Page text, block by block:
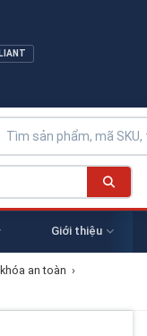
Giới thiệu
an toàn ›